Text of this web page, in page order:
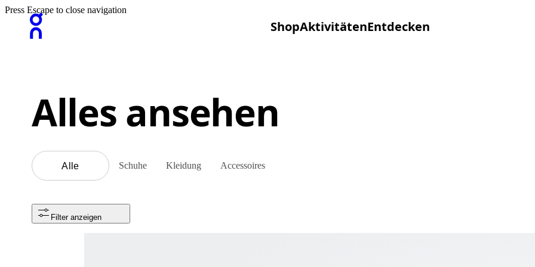
ShopAktivitätenEntdecken
Press Escape to close navigation
Alles ansehen
Alle Schuhe Kleidung Accessoires
Filter anzeigen